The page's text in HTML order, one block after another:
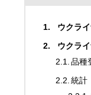
ウクラ
ウクラ
品種
統計